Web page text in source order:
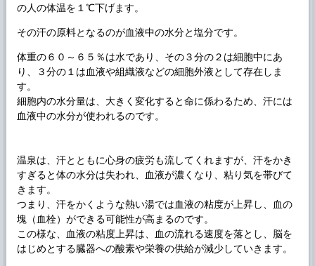
の人の体温を１℃下げます。
その汗の原料となるのが血液中の水分と塩分です。
体重の６０～６５％は水であり、その３分の２は細胞中にあ
り、３分の１は血液や組織液などの細胞外液として存在しま
す。
細胞内の水分量は、大きく変化すると命に係わるため、汗には
血液中の水分が使われるのです。
温泉は、汗とともに心身の疲労も流してくれますが、汗をかき
すぎると体の水分は失われ、血液が濃くなり、粘り気を帯びて
きます。
つまり、汗をかくような熱い湯では血液の粘度が上昇し、血の
塊（血栓）ができる可能性が高まるのです。
この様な、血液の粘度上昇は、血の流れる速度を落とし、脳を
はじめとする臓器への酸素や栄養の供給が減少していきます。